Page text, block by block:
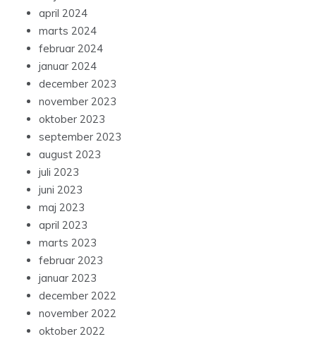
april 2024
marts 2024
februar 2024
januar 2024
december 2023
november 2023
oktober 2023
september 2023
august 2023
juli 2023
juni 2023
maj 2023
april 2023
marts 2023
februar 2023
januar 2023
december 2022
november 2022
oktober 2022